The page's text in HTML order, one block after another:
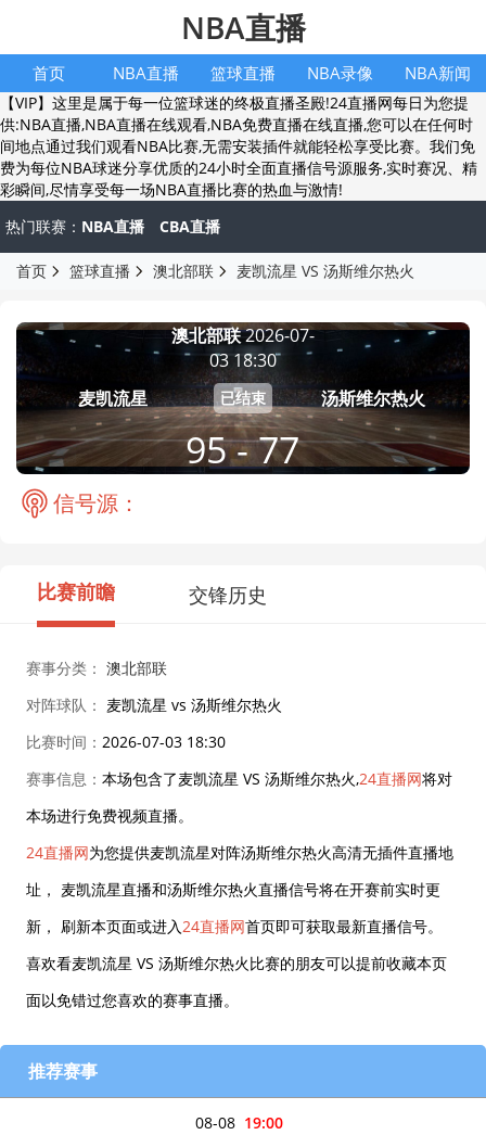
NBA直播
首页 NBA直播 篮球直播 NBA录像 NBA新闻
【VIP】这里是属于每一位篮球迷的终极直播圣殿!24直播网每日为您提
供:NBA直播,NBA直播在线观看,NBA免费直播在线直播,您可以在任何时
间地点通过我们观看NBA比赛,无需安装插件就能轻松享受比赛。我们免
费为每位NBA球迷分享优质的24小时全面直播信号源服务,实时赛况、精
彩瞬间,尽情享受每一场NBA直播比赛的热血与激情!
热门联赛： NBA直播 CBA直播
首页 篮球直播 澳北部联 麦凯流星 VS 汤斯维尔热火
麦凯流星
澳北部联2026-07-
03 18:30
已结束
95 - 77
汤斯维尔热火
信号源：
比赛前瞻 交锋历史
赛事分类： 澳北部联
对阵球队： 麦凯流星 vs 汤斯维尔热火
比赛时间： 2026-07-03 18:30
赛事信息： 本场包含了麦凯流星 VS 汤斯维尔热火,24直播网将对
本场进行免费视频直播。
24直播网为您提供麦凯流星对阵汤斯维尔热火高清无插件直播地
址， 麦凯流星直播和汤斯维尔热火直播信号将在开赛前实时更
新， 刷新本页面或进入24直播网首页即可获取最新直播信号。
喜欢看麦凯流星 VS 汤斯维尔热火比赛的朋友可以提前收藏本页
面以免错过您喜欢的赛事直播。
推荐赛事
19:00
08-08